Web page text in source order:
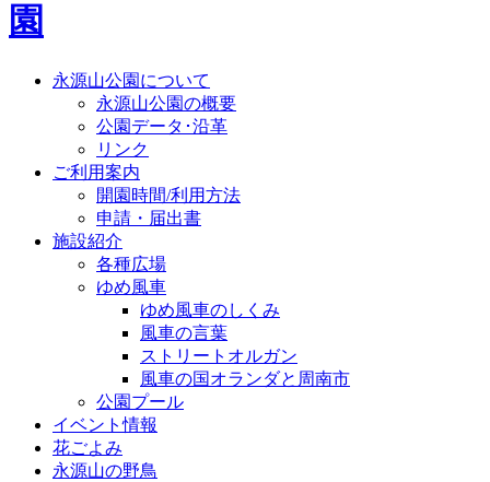
園
永源山公園について
永源山公園の概要
公園データ･沿革
リンク
ご利用案内
開園時間/利用方法
申請・届出書
施設紹介
各種広場
ゆめ風車
ゆめ風車のしくみ
風車の言葉
ストリートオルガン
風車の国オランダと周南市
公園プール
イベント情報
花ごよみ
永源山の野鳥